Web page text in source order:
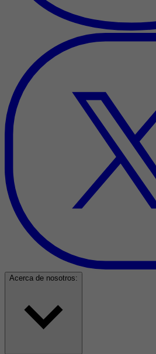
Acerca de nosotros: